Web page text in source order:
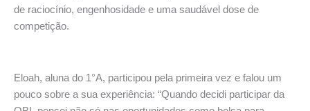
de raciocínio, engenhosidade e uma saudável dose de
competição.
Eloah, aluna do 1°A, participou pela primeira vez e falou um
pouco sobre a sua experiência: “Quando decidi participar da